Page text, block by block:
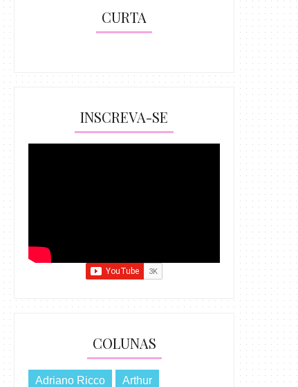
CURTA
INSCREVA-SE
COLUNAS
Adriano Ricco Arthur